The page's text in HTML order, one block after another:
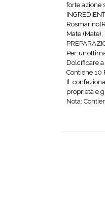
forte azione
Mate
Per
Dolcificare
Contiene 10
Il
proprietà e
Nota: